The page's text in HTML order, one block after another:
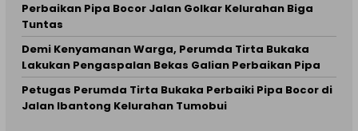
Perbaikan Pipa Bocor Jalan Golkar Kelurahan Biga
Tuntas
Demi Kenyamanan Warga, Perumda Tirta Bukaka
Lakukan Pengaspalan Bekas Galian Perbaikan Pipa
Petugas Perumda Tirta Bukaka Perbaiki Pipa Bocor di
Jalan Ibantong Kelurahan Tumobui